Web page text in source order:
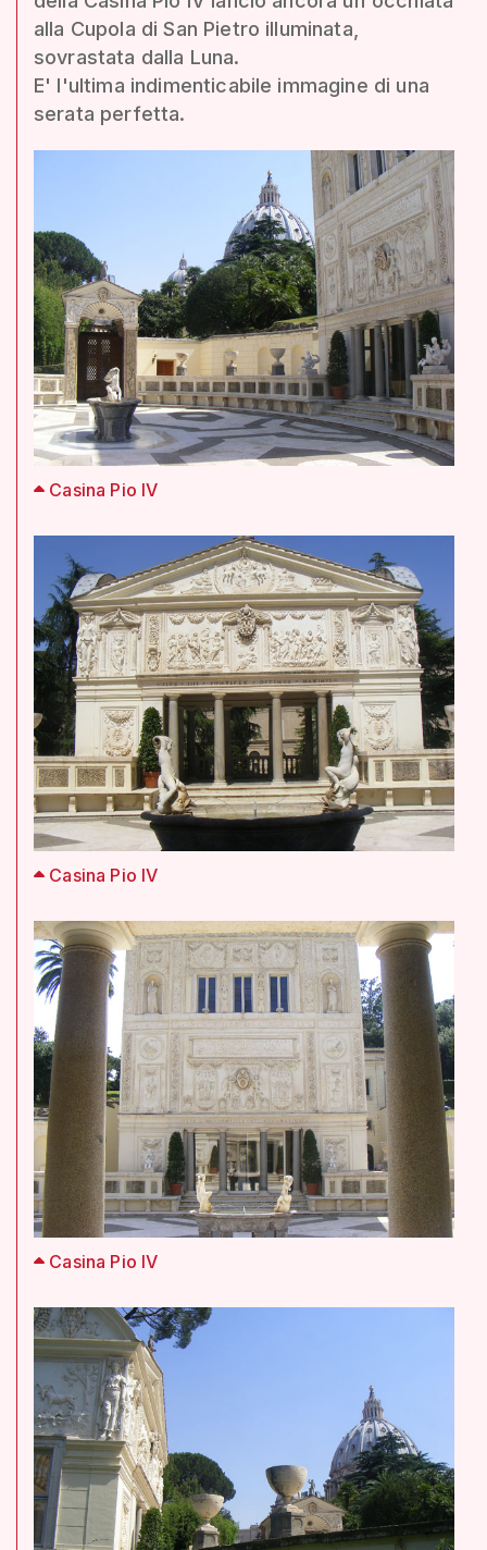
alla Cupola di San Pietro illuminata,
sovrastata dalla Luna.
E' l'ultima indimenticabile immagine di una
serata perfetta.
Casina Pio IV
Casina Pio IV
Casina Pio IV